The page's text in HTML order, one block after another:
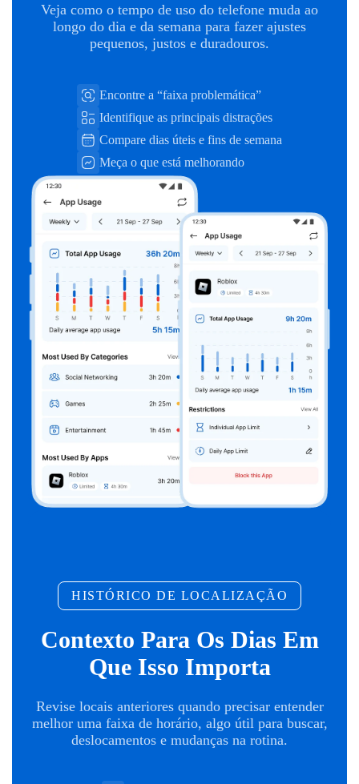
Veja como o tempo de uso do telefone muda ao
longo do dia e da semana para fazer ajustes
pequenos, justos e duradouros.
Encontre a “faixa problemática”
Identifique as principais distrações
Compare dias úteis e fins de semana
Meça o que está melhorando
HISTÓRICO DE LOCALIZAÇÃO
Contexto Para Os Dias Em
Que Isso Importa
Revise locais anteriores quando precisar entender
melhor uma faixa de horário, algo útil para buscar,
deslocamentos e mudanças na rotina.